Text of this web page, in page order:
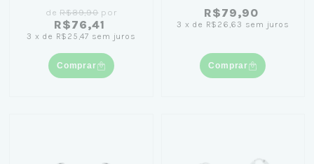
deR$89,90por
R$76,41
3 x de R$25,47 sem juros
Comprar
R$79,90
3 x de R$26,63 sem juros
Comprar